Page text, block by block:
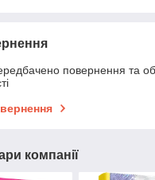
повернення та
компанії